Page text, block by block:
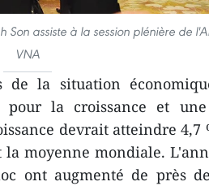
Son assiste à la session plénière de
VNA
de la situation
la croissance et une
devrait atteindre 4,7
la moyenne mondiale.
ont augmenté de près